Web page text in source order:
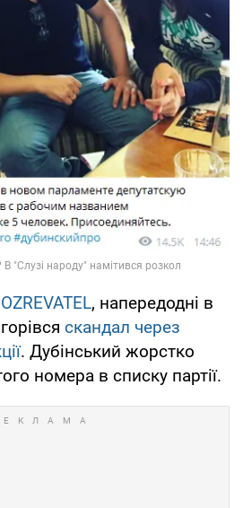
, напередодні в
скандал через
. Дубінський жорстко
номера в списку партії.